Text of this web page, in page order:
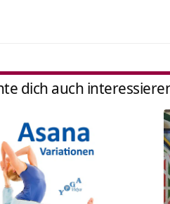
dich auch